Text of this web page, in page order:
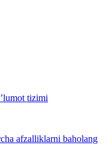
tizimi
afzalliklarni baholang